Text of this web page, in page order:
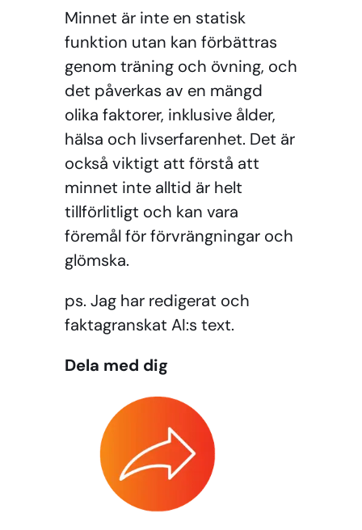
Minnet är inte en statisk
funktion utan kan förbättras
genom träning och övning, och
det påverkas av en mängd
olika faktorer, inklusive ålder,
hälsa och livserfarenhet. Det är
också viktigt att förstå att
minnet inte alltid är helt
tillförlitligt och kan vara
föremål för förvrängningar och
glömska.
ps. Jag har redigerat och
faktagranskat AI:s text.
Dela med dig